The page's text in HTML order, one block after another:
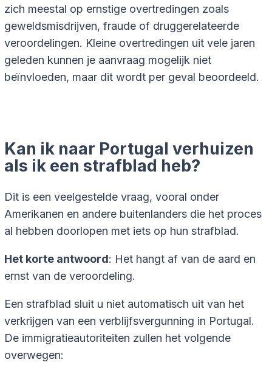
zich meestal op ernstige overtredingen zoals
geweldsmisdrijven, fraude of druggerelateerde
veroordelingen. Kleine overtredingen uit vele jaren
geleden kunnen je aanvraag mogelijk niet
beïnvloeden, maar dit wordt per geval beoordeeld.
Kan ik naar Portugal verhuizen
als ik een strafblad heb?
Dit is een veelgestelde vraag, vooral onder
Amerikanen en andere buitenlanders die het proces
al hebben doorlopen met iets op hun strafblad.
Het korte antwoord: Het hangt af van de aard en
ernst van de veroordeling.
Een strafblad sluit u niet automatisch uit van het
verkrijgen van een verblijfsvergunning in Portugal.
De immigratieautoriteiten zullen het volgende
overwegen: